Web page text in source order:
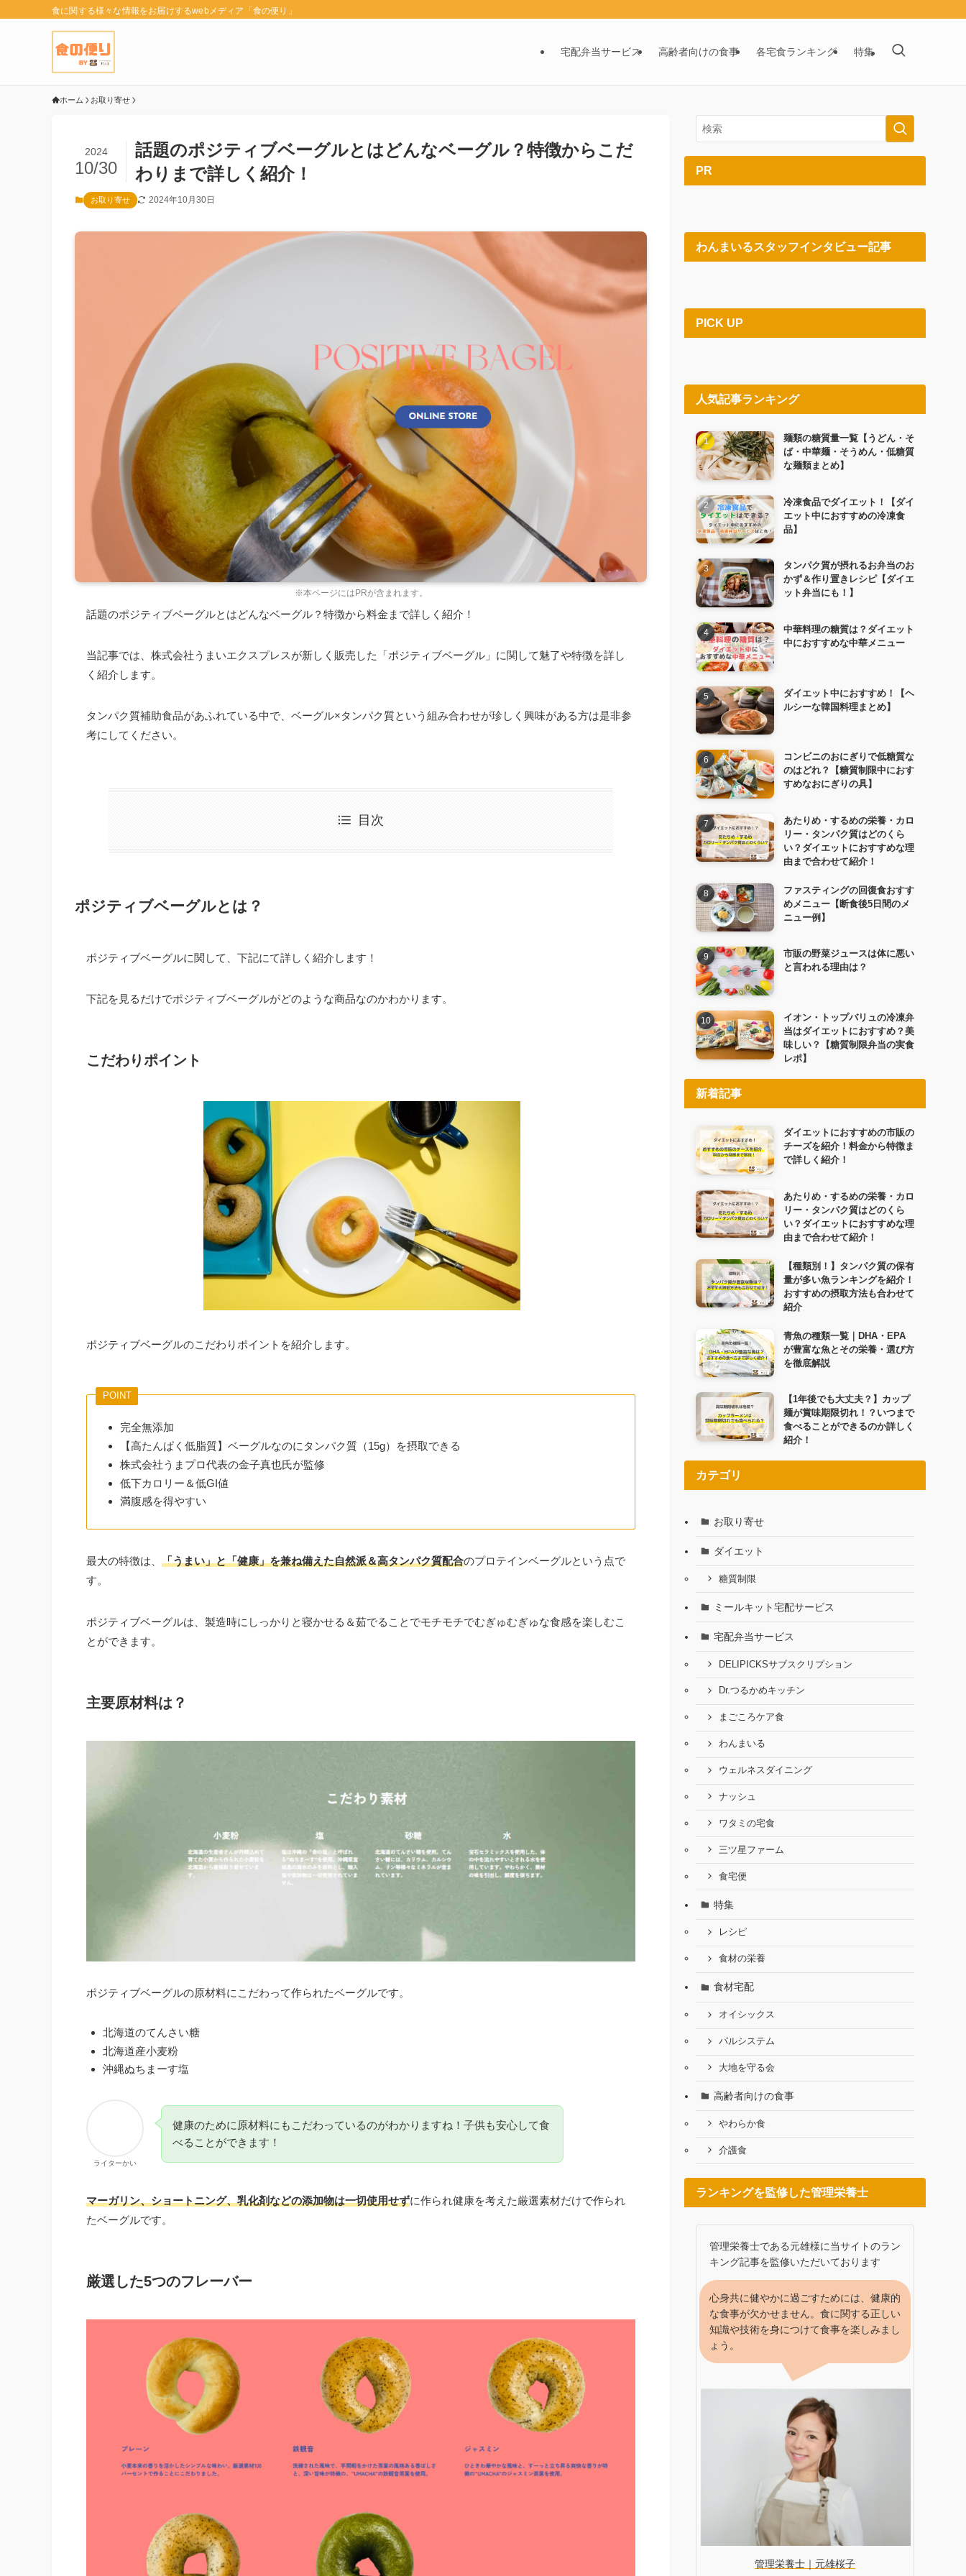
食に関する様々な情報をお届けするwebメディア「食の便り」
宅配弁当サービス 高齢者向けの食事 各宅食ランキング 特集
ホーム お取り寄せ
話題のポジティブベーグルとはどんなベーグル？特徴からこだ
わりまで詳しく紹介！
2024
10/30
お取り寄せ 2024年10月30日
※本ページにはPRが含まれます。
話題のポジティブベーグルとはどんなベーグル？特徴から料金まで詳しく紹介！
当記事では、株式会社うまいエクスプレスが新しく販売した「ポジティブベーグル」に関して魅了や特徴を詳し
く紹介します。
タンパク質補助食品があふれている中で、ベーグル×タンパク質という組み合わせが珍しく興味がある方は是非参
考にしてください。
目次
ポジティブベーグルとは？
ポジティブベーグルに関して、下記にて詳しく紹介します！
下記を見るだけでポジティブベーグルがどのような商品なのかわかります。
こだわりポイント
ポジティブベーグルのこだわりポイントを紹介します。
POINT
完全無添加
【高たんぱく低脂質】ベーグルなのにタンパク質（15g）を摂取できる
株式会社うまプロ代表の金子真也氏が監修
低下カロリー＆低GI値
満腹感を得やすい
最大の特徴は、 「うまい」と「健康」を兼ね備えた自然派＆高タンパク質配合のプロテインベーグルという点で
す。
ポジティブベーグルは、製造時にしっかりと寝かせる＆茹でることでモチモチでむぎゅむぎゅな食感を楽しむこ
とができます。
主要原材料は？
ポジティブベーグルの原材料にこだわって作られたベーグルです。
北海道のてんさい糖
北海道産小麦粉
沖縄ぬちまーす塩
ライターかい
健康のために原材料にもこだわっているのがわかりますね！子供も安心して食
べることができます！
マーガリン、ショートニング、乳化剤などの添加物は一切使用せずに作られ健康を考えた厳選素材だけで作られ
たベーグルです。
厳選した5つのフレーバー
PR
わんまいるスタッフインタビュー記事
PICK UP
人気記事ランキング
麺類の糖質量一覧【うどん・そ
ば・中華麺・そうめん・低糖質
な麺類まとめ】
冷凍食品でダイエット！【ダイ
エット中におすすめの冷凍食
品】
タンパク質が摂れるお弁当のお
かず＆作り置きレシピ【ダイエ
ット弁当にも！】
中華料理の糖質は？ダイエット
中におすすめな中華メニュー
ダイエット中におすすめ！【ヘ
ルシーな韓国料理まとめ】
コンビニのおにぎりで低糖質な
のはどれ？【糖質制限中におす
すめなおにぎりの具】
あたりめ・するめの栄養・カロ
リー・タンパク質はどのくら
い？ダイエットにおすすめな理
由まで合わせて紹介！
ファスティングの回復食おすす
めメニュー【断食後5日間のメ
ニュー例】
市販の野菜ジュースは体に悪い
と言われる理由は？
イオン・トップバリュの冷凍弁
当はダイエットにおすすめ？美
味しい？【糖質制限弁当の実食
レポ】
新着記事
ダイエットにおすすめの市販の
チーズを紹介！料金から特徴ま
で詳しく紹介！
あたりめ・するめの栄養・カロ
リー・タンパク質はどのくら
い？ダイエットにおすすめな理
由まで合わせて紹介！
【種類別！】タンパク質の保有
量が多い魚ランキングを紹介！
おすすめの摂取方法も合わせて
紹介
青魚の種類一覧｜DHA・EPA
が豊富な魚とその栄養・選び方
を徹底解説
【1年後でも大丈夫？】カップ
麺が賞味期限切れ！？いつまで
食べることができるのか詳しく
紹介！
カテゴリ
お取り寄せ
ダイエット
糖質制限
ミールキット宅配サービス
宅配弁当サービス
DELIPICKSサブスクリプション
Dr.つるかめキッチン
まごころケア食
わんまいる
ウェルネスダイニング
ナッシュ
ワタミの宅食
三ツ星ファーム
食宅便
特集
レシピ
食材の栄養
食材宅配
オイシックス
パルシステム
大地を守る会
高齢者向けの食事
やわらか食
介護食
ランキングを監修した管理栄養士
管理栄養士である元雄様に当サイトのラン
キング記事を監修いただいております
心身共に健やかに過ごすためには、健康的
な食事が欠かせません。食に関する正しい
知識や技術を身につけて食事を楽しみまし
ょう。
管理栄養士｜元雄桜子